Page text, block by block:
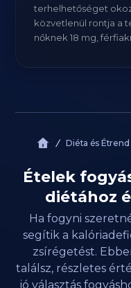
terhelhetőséget
közvetlenül rontja a
nőknek 18 mg,
Diéta és Étrend
Ételek
diétához
Ha fogyni
segítik a
zsírégetést.
találsz, részletes
jó választás